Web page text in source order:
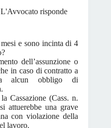
L'Avvocato risponde
e sono incinta di 4
dell’assunzione o
in caso di contratto a
alcun obbligo di
Cassazione (Cass. n.
attuerebbe una grave
con violazione della
lavoro.